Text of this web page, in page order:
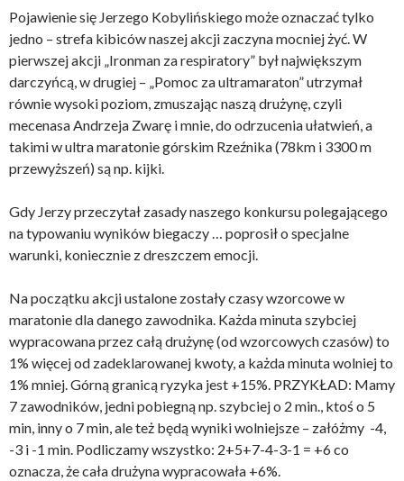
Pojawienie się Jerzego Kobylińskiego może oznaczać tylko
jedno – strefa kibiców naszej akcji zaczyna mocniej żyć. W
pierwszej akcji „Ironman za respiratory” był największym
darczyńcą, w drugiej – „Pomoc za ultramaraton” utrzymał
równie wysoki poziom, zmuszając naszą drużynę, czyli
mecenasa Andrzeja Zwarę i mnie, do odrzucenia ułatwień, a
takimi w ultra maratonie górskim Rzeźnika (78km i 3300 m
przewyższeń) są np. kijki.
Gdy Jerzy przeczytał zasady naszego konkursu polegającego
na typowaniu wyników biegaczy … poprosił o specjalne
warunki, koniecznie z dreszczem emocji.
Na początku akcji ustalone zostały czasy wzorcowe w
maratonie dla danego zawodnika. Każda minuta szybciej
wypracowana przez całą drużynę (od wzorcowych czasów) to
1% więcej od zadeklarowanej kwoty, a każda minuta wolniej to
1% mniej. Górną granicą ryzyka jest +15%. PRZYKŁAD: Mamy
7 zawodników, jedni pobiegną np. szybciej o 2 min., ktoś o 5
min, inny o 7 min, ale też będą wyniki wolniejsze – załóżmy -4,
-3 i -1 min. Podliczamy wszystko: 2+5+7-4-3-1 = +6 co
oznacza, że cała drużyna wypracowała +6%.